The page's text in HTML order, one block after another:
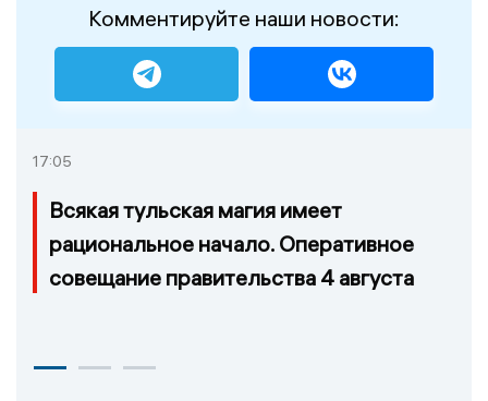
Комментируйте наши новости:
17:05
Всякая тульская магия имеет
рациональное начало. Оперативное
совещание правительства 4 августа